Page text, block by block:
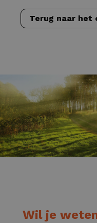
Terug naar het
Wil je